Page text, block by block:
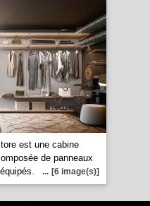
est une cabine
de panneaux
... [6 image(s)]